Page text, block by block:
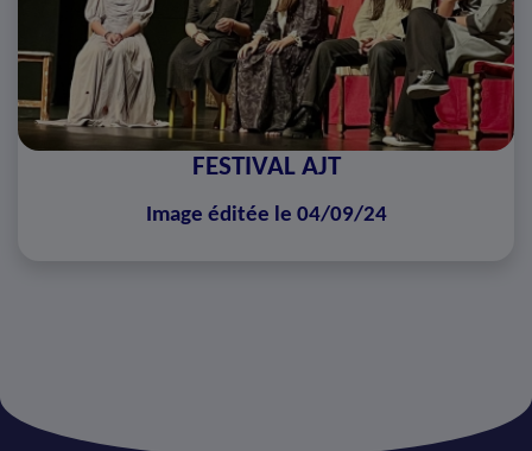
FESTIVAL AJT
Image éditée le 04/09/24